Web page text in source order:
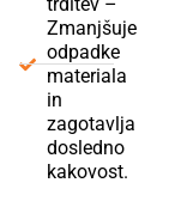
Zmanjšuje
odpadke
materiala
in
zagotavlja
dosledno
kakovost.